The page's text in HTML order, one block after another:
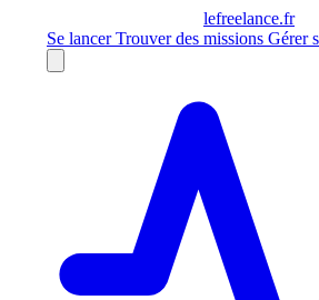
lefreelance.fr
Se lancerTrouver des missions Gérer